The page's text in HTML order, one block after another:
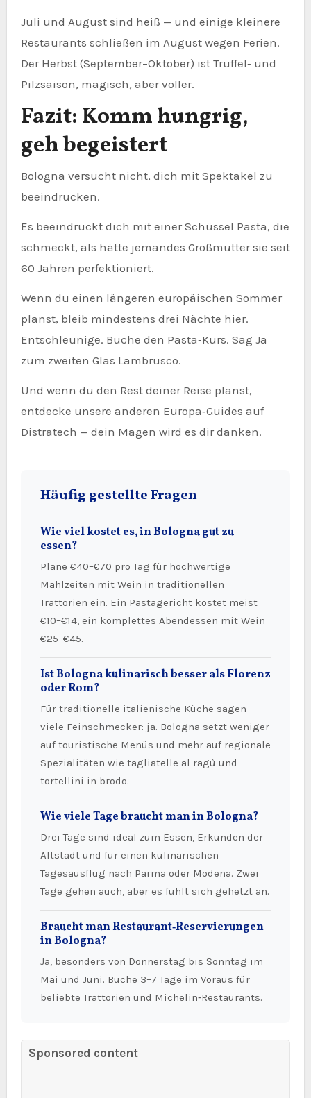
Juli und August sind heiß — und einige kleinere
Restaurants schließen im August wegen Ferien.
Der Herbst (September–Oktober) ist Trüffel‑ und
Pilzsaison, magisch, aber voller.
Fazit: Komm hungrig,
geh begeistert
Bologna versucht nicht, dich mit Spektakel zu
beeindrucken.
Es beeindruckt dich mit einer Schüssel Pasta, die
schmeckt, als hätte jemandes Großmutter sie seit
60 Jahren perfektioniert.
Wenn du einen längeren europäischen Sommer
planst, bleib mindestens drei Nächte hier.
Entschleunige. Buche den Pasta‑Kurs. Sag Ja
zum zweiten Glas Lambrusco.
Und wenn du den Rest deiner Reise planst,
entdecke unsere anderen Europa‑Guides auf
Distratech — dein Magen wird es dir danken.
Häufig gestellte Fragen
Wie viel kostet es, in Bologna gut zu
essen?
Plane €40–€70 pro Tag für hochwertige
Mahlzeiten mit Wein in traditionellen
Trattorien ein. Ein Pastagericht kostet meist
€10–€14, ein komplettes Abendessen mit Wein
€25–€45.
Ist Bologna kulinarisch besser als Florenz
oder Rom?
Für traditionelle italienische Küche sagen
viele Feinschmecker: ja. Bologna setzt weniger
auf touristische Menüs und mehr auf regionale
Spezialitäten wie tagliatelle al ragù und
tortellini in brodo.
Wie viele Tage braucht man in Bologna?
Drei Tage sind ideal zum Essen, Erkunden der
Altstadt und für einen kulinarischen
Tagesausflug nach Parma oder Modena. Zwei
Tage gehen auch, aber es fühlt sich gehetzt an.
Braucht man Restaurant‑Reservierungen
in Bologna?
Ja, besonders von Donnerstag bis Sonntag im
Mai und Juni. Buche 3–7 Tage im Voraus für
beliebte Trattorien und Michelin‑Restaurants.
Sponsored content